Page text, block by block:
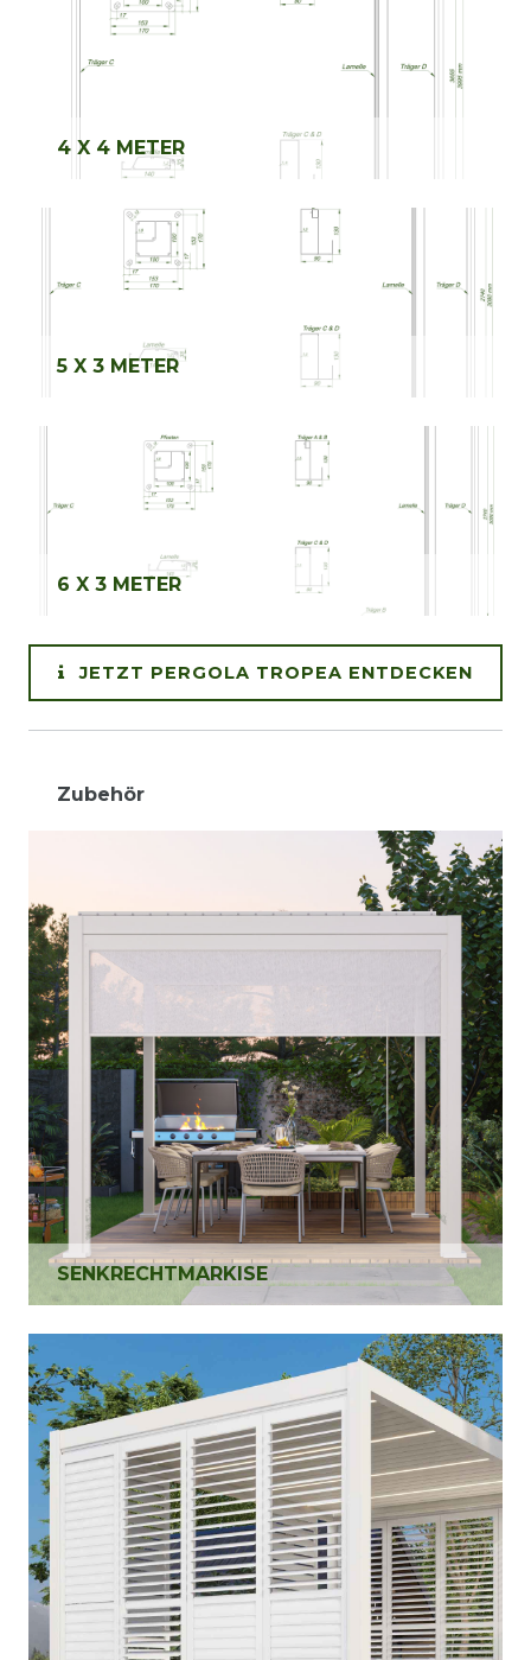
4 X 4 METER
5 X 3 METER
6 X 3 METER
JETZT PERGOLA TROPEA ENTDECKEN
Zubehör
SENKRECHTMARKISE